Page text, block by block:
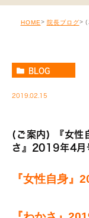
HOME 院長ブログ
(
BLOG
2019.02.15
(ご案内) 『女性
さ』2019年4月
『女性自身』